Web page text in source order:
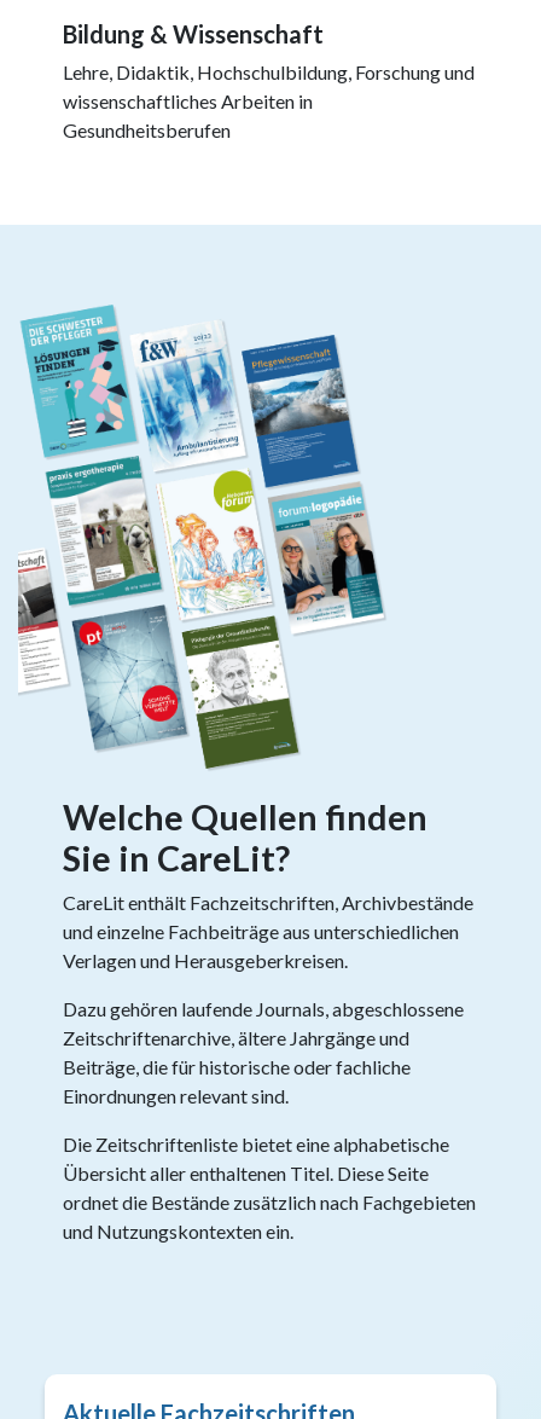
Bildung & Wissenschaft
Lehre, Didaktik, Hochschulbildung, Forschung und
wissenschaftliches Arbeiten in
Gesundheitsberufen
Welche Quellen finden
Sie in CareLit?
CareLit enthält Fachzeitschriften, Archivbestände
und einzelne Fachbeiträge aus unterschiedlichen
Verlagen und Herausgeberkreisen.
Dazu gehören laufende Journals, abgeschlossene
Zeitschriftenarchive, ältere Jahrgänge und
Beiträge, die für historische oder fachliche
Einordnungen relevant sind.
Die Zeitschriftenliste bietet eine alphabetische
Übersicht aller enthaltenen Titel. Diese Seite
ordnet die Bestände zusätzlich nach Fachgebieten
und Nutzungskontexten ein.
Aktuelle Fachzeitschriften